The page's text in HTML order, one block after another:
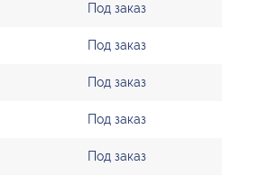
Под заказ
Под заказ
Под заказ
Под заказ
Под заказ